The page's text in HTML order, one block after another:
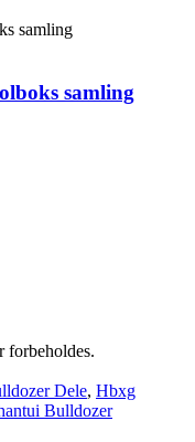
samling
forbeholdes.
Dele, Hbxg
Bulldozer